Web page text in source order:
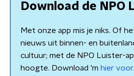
Download de NPO
Met onze app mis je niks. Of
nieuws uit binnen- en
cultuur; met de NPO Luister-
hoogte. Download 'm hier voor